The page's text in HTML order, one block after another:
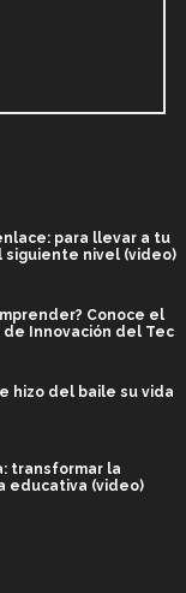
para llevar a tu
siguiente nivel (video)
Conoce el
de Innovación del Tec
hizo del baile su vida
transformar la
educativa (video)